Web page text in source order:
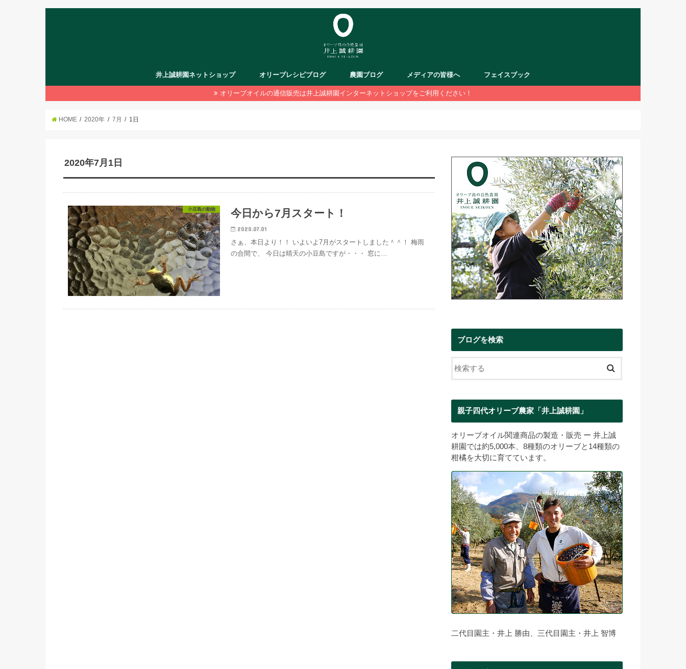
井上誠耕園ネットショップ オリーブレシピブログ 農園ブログ メディアの皆様へ フェイスブック
オリーブオイルの通信販売は井上誠耕園インターネットショップをご利用ください！
HOME 2020年 7月 1日
2020年7月1日
小豆島の動物 今日から7月スタート！
2020.07.01
さぁ、本日より！！ いよいよ7月がスタートしました＾＾！ 梅雨
の合間で、 今日は晴天の小豆島ですが・・・ 窓に…
ブログを検索
親子四代オリーブ農家「井上誠耕園」
オリーブオイル関連商品の製造・販売 ー 井上誠
耕園では約5,000本、8種類のオリーブと14種類の
柑橘を大切に育てています。
二代目園主・井上 勝由、三代目園主・井上 智博